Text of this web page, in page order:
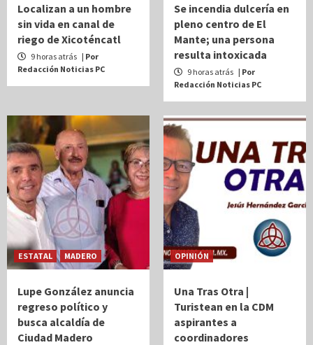
Localizan a un hombre
sin vida en canal de
riego de Xicoténcatl
9 horas atrás | Por
Redacción Noticias PC
Se incendia dulcería en
pleno centro de El
Mante; una persona
resulta intoxicada
9 horas atrás | Por
Redacción Noticias PC
ESTATAL MADERO
Lupe González anuncia
regreso político y
busca alcaldía de
Ciudad Madero
OPINIÓN
Una Tras Otra |
Turistean en la CDM
aspirantes a
coordinadores